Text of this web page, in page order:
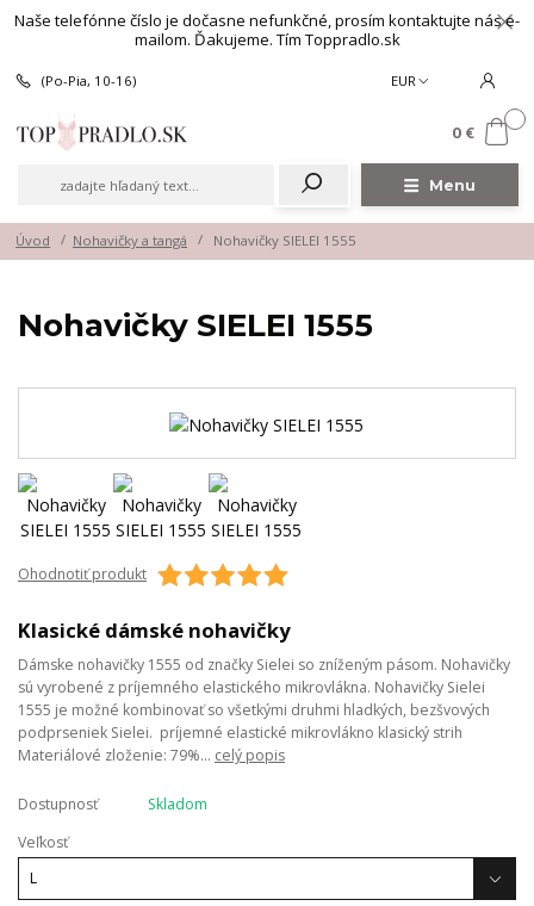
Naše telefónne číslo je dočasne nefunkčné, prosím kontaktujte nás e-
mailom. Ďakujeme. Tím Toppradlo.sk
Menu
EUR
(Po-Pia, 10-16)
0 €
Úvod Nohavičky a tangá Nohavičky SIELEI 1555
Nohavičky SIELEI 1555
Ohodnotiť produkt
Klasické dámské nohavičky
Dámske nohavičky 1555 od značky Sielei so zníženým pásom. Nohavičky
sú vyrobené z príjemného elastického mikrovlákna. Nohavičky Sielei
1555 je možné kombinovať so všetkými druhmi hladkých, bezšvových
podprseniek Sielei. príjemné elastické mikrovlákno klasický strih
Materiálové zloženie: 79%... celý popis
Dostupnosť
Skladom
Veľkosť